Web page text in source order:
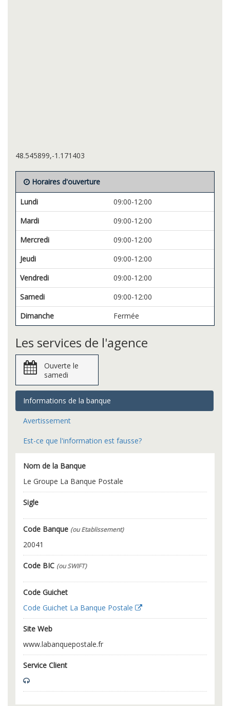
48.545899,-1.171403
Horaires d'ouverture
Lundi
09:00-12:00
Mardi
09:00-12:00
Mercredi
09:00-12:00
Jeudi
09:00-12:00
Vendredi
09:00-12:00
Samedi
09:00-12:00
Dimanche
Fermée
Les services de l'agence
Ouverte le
samedi
Informations de la banque
Avertissement
Est-ce que l'information est fausse?
Nom de la Banque
Le Groupe La Banque Postale
Sigle
Code Banque (ou Etablissement)
20041
Code BIC (ou SWIFT)
Code Guichet
Code Guichet La Banque Postale
Site Web
www.labanquepostale.fr
Service Client